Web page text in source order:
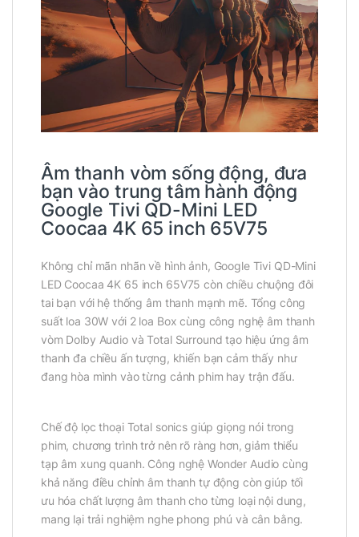
Âm thanh vòm sống động, đưa
bạn vào trung tâm hành động
Google Tivi QD-Mini LED
Coocaa 4K 65 inch 65V75
Không chỉ mãn nhãn về hình ảnh, Google Tivi QD-Mini
LED Coocaa 4K 65 inch 65V75 còn chiều chuộng đôi
tai bạn với hệ thống âm thanh mạnh mẽ. Tổng công
suất loa 30W với 2 loa Box cùng công nghệ âm thanh
vòm Dolby Audio và Total Surround tạo hiệu ứng âm
thanh đa chiều ấn tượng, khiến bạn cảm thấy như
đang hòa mình vào từng cảnh phim hay trận đấu.
Chế độ lọc thoại Total sonics giúp giọng nói trong
phim, chương trình trở nên rõ ràng hơn, giảm thiểu
tạp âm xung quanh. Công nghệ Wonder Audio cùng
khả năng điều chỉnh âm thanh tự động còn giúp tối
ưu hóa chất lượng âm thanh cho từng loại nội dung,
mang lại trải nghiệm nghe phong phú và cân bằng.